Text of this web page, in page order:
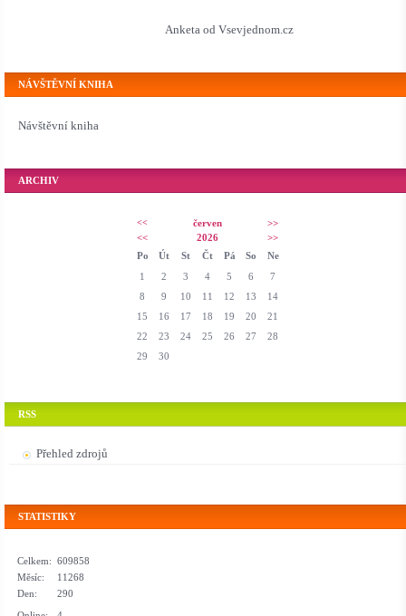
Anketa od Vsevjednom.cz
NÁVŠTĚVNÍ KNIHA
Návštěvní kniha
ARCHIV
<< červen
>>
<<
2026
>>
Po
Út St Čt Pá So
Ne
1
2 3 4 5 6
7
8
9 10 11 12 13
14
15
16 17 18 19 20
21
22
23 24 25 26 27
28
29
30
RSS
Přehled zdrojů
STATISTIKY
Celkem: 609858
Měsíc:
11268
Den:
290